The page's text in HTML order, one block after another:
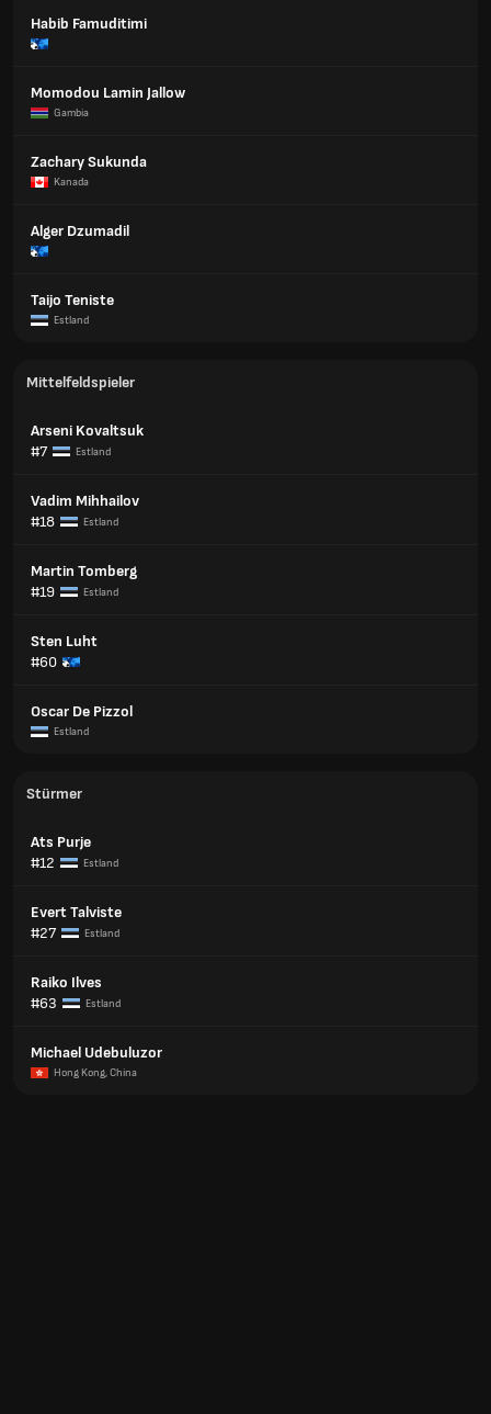
Habib Famuditimi
Momodou Lamin Jallow
Gambia
Zachary Sukunda
Kanada
Alger Dzumadil
Taijo Teniste
Estland
Mittelfeldspieler
Arseni Kovaltsuk
#7
Estland
Vadim Mihhailov
#18
Estland
Martin Tomberg
#19
Estland
Sten Luht
#60
Oscar De Pizzol
Estland
Stürmer
Ats Purje
#12
Estland
Evert Talviste
#27
Estland
Raiko Ilves
#63
Estland
Michael Udebuluzor
Hong Kong, China